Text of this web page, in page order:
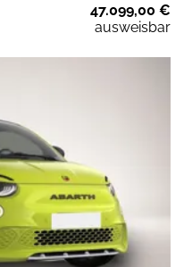
47.099,00 €
ausweisbar